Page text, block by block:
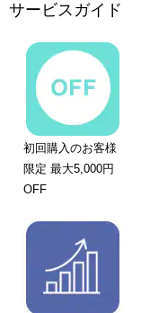
サービスガイド
初回購入のお客様
限定 最大5,000円
OFF